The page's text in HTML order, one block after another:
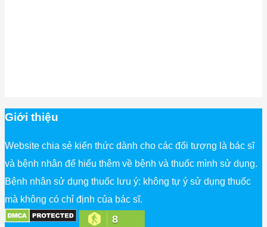
Giới thiệu
Website chia sẻ kiến thức dành cho các đối tượng là bác sĩ
và bệnh nhân để hiểu thêm về bệnh và thuốc mình sử dụng.
Bệnh nhân sử dụng thuốc lưu ý: không tự ý sử dụng thuốc
mà không có chỉ định của bác sĩ.
8